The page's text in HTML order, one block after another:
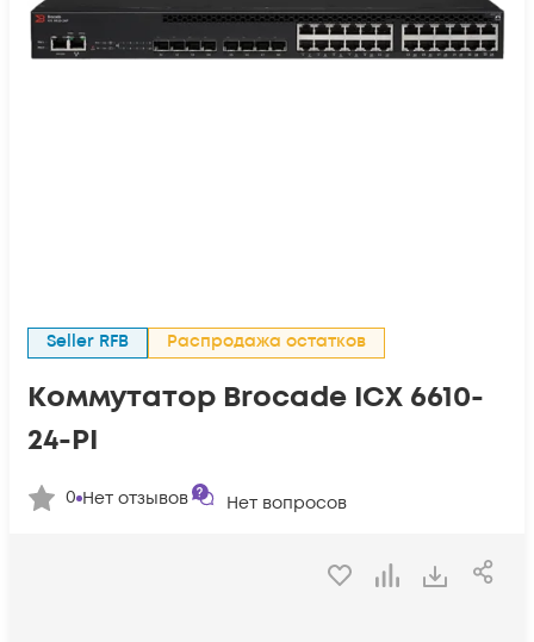
Seller RFB Распродажа остатков
Коммутатор Brocade ICX 6610-
24-PI
0 Нет отзывов Нет вопросов